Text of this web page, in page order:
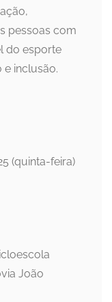
pessoas com
do esporte
inclusão.
(quinta-feira)
João